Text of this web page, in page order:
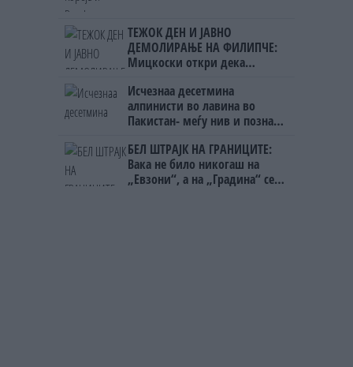
ТЕЖОК ДЕН И ЈАВНО
ДЕМОЛИРАЊЕ НА ФИЛИПЧЕ:
Мицкоски откри дека
ништо, освен за кеш
Исчезнаа десетмина
алпинисти во лавина во
Пакистан- меѓу нив и познат
БЕЛ ШТРАЈК НА ГРАНИЦИТЕ:
Вака не било никогаш на
„Евзони“, а на „Градина“ се